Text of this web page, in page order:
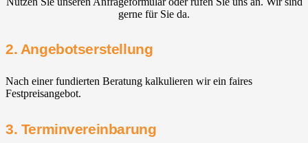
gerne für Sie da.
2. Angebotserstellung
Nach einer fundierten Beratung kalkulieren wir ein faires
Festpreisangebot.
3. Terminvereinbarung